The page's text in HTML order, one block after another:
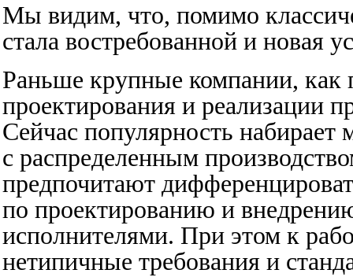
Мы видим, что, помимо
стала востребованной и новая
Раньше крупные компании, как
проектирования и реализации
Сейчас популярность набирает
с распределенным
предпочитают
по проектированию и
исполнителями. При этом к
нетипичные требования и